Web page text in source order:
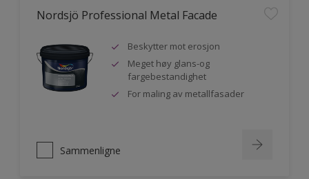
Nordsjö Professional Metal Facade
Beskytter mot erosjon
Meget høy glans-og
fargebestandighet
For maling av metallfasader
Sammenligne